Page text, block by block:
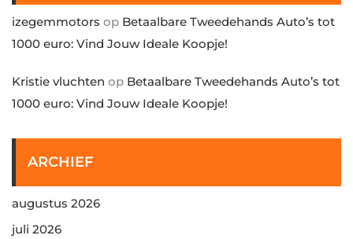
izegemmotors op Betaalbare Tweedehands Auto’s tot
1000 euro: Vind Jouw Ideale Koopje!
Kristie vluchten op Betaalbare Tweedehands Auto’s tot
1000 euro: Vind Jouw Ideale Koopje!
ARCHIEF
augustus 2026
juli 2026